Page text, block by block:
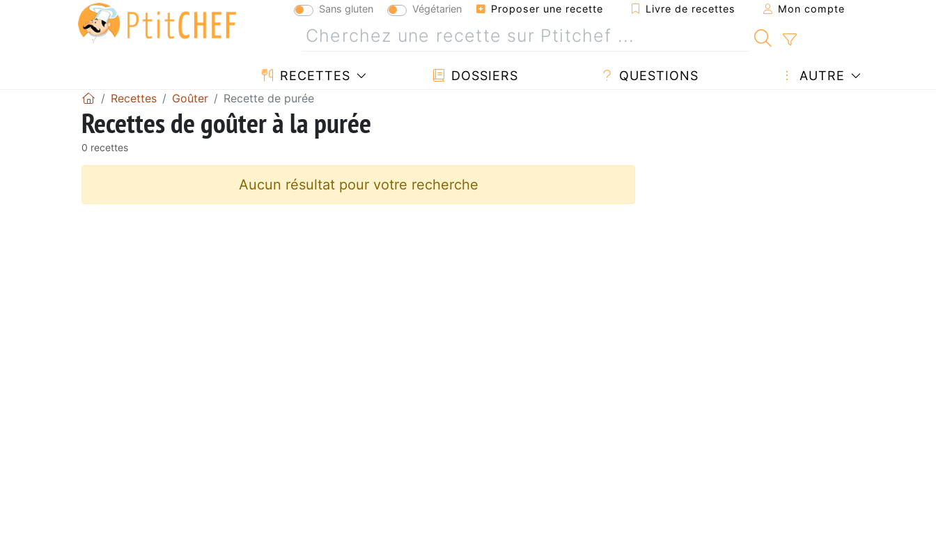
Sans gluten Végétarien Proposer une recette Livre de recettes Mon compte
RECETTES DOSSIERS QUESTIONS AUTRE
Recettes Goûter Recette de purée
Recettes de goûter à la purée
0 recettes
Aucun résultat pour votre recherche